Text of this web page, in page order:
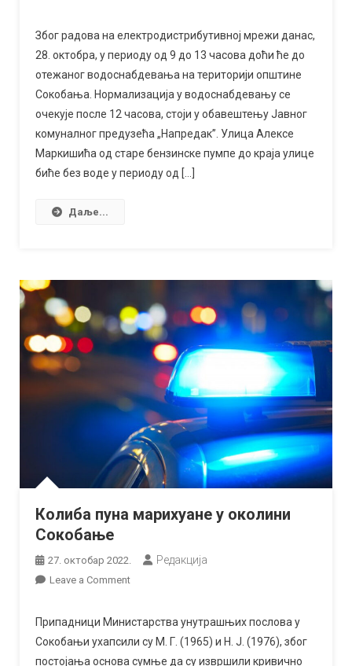
водоснабдевање
Сокобањи,
део
улице
Алексе
Маркишића
без
воде
Због радова на електродистрибутивној мрежи данас,
28. октобра, у периоду од 9 до 13 часова доћи ће до
отежаног водоснабдевања на територији општине
Сокобања. Нормализација у водоснабдевању се
очекује после 12 часова, стоји у обавештењу Јавног
комуналног предузећа „Напредак”. Улица Алексе
Маркишића од старе бензинске пумпе до краја улице
биће без воде у периоду од […]
Даље...
Колиба пуна марихуане у околини
Сокобање
27. октобар 2022. Редакција
Leave a Commenton
Припадници Министарства унутрашњих послова у
Сокобањи ухапсили су М. Г. (1965) и Н. Ј. (1976), због
постојања основа сумње да су извршили кривично